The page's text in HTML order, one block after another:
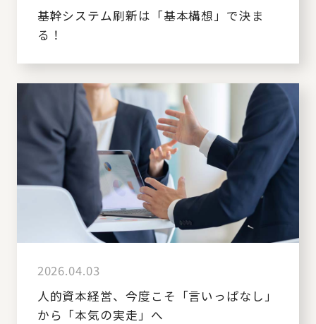
基幹システム刷新は「基本構想」で決ま
る！
2026.04.03
人的資本経営、今度こそ「言いっぱなし」
から「本気の実走」へ